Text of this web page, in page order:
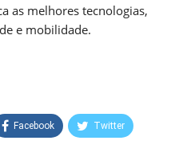
as melhores tecnologias,
e mobilidade.
Facebook Twitter